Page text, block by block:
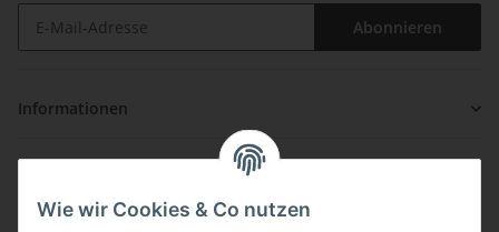
Abonnieren
Informationen
Wie wir Cookies & Co nutzen